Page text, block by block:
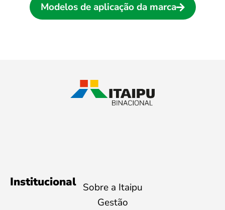
Modelos de aplicação da marca
Institucional Sobre a Itaipu
Gestão